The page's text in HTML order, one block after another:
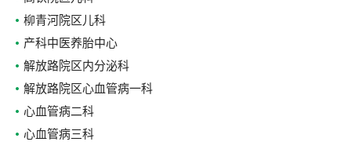
柳青河院区儿科
产科中医养胎中心
解放路院区内分泌科
解放路院区心血管病一科
心血管病二科
心血管病三科